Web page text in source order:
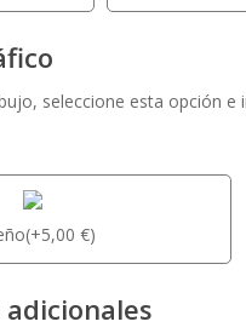
seleccione esta opción
(+5,00 €)